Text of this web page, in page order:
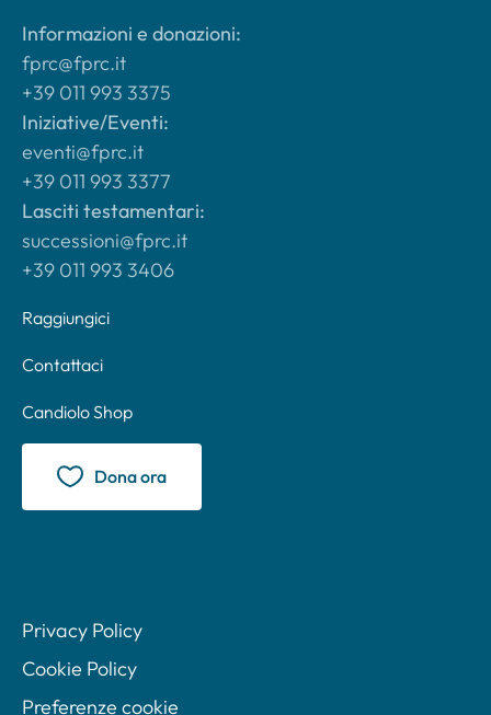
Informazioni e donazioni:
fprc@fprc.it
+39 011 993 3375
Iniziative/Eventi:
eventi@fprc.it
+39 011 993 3377
Lasciti testamentari:
successioni@fprc.it
+39 011 993 3406
Raggiungici
Contattaci
Candiolo Shop
Dona ora
Privacy Policy
Cookie Policy
Preferenze cookie